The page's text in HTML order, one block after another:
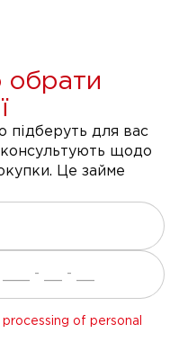
підберуть для вас
щодо
Це займе
processing of personal